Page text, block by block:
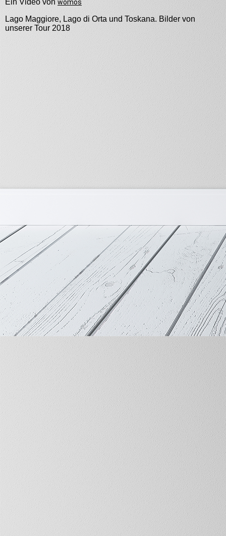
womos
Lago Maggiore, Lago di Orta und Toskana. Bilder von
unserer Tour 2018